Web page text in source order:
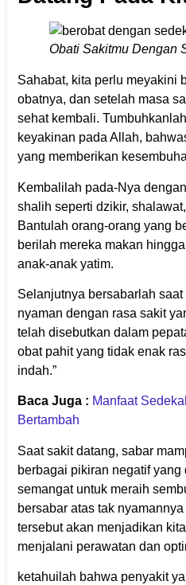
Obati Sakitmu Dengan
Sahabat, kita perlu meyakini
obatnya, dan setelah masa
sehat kembali.
keyakinan pada Allah,
yang memberikan
Kembalilah pada-Nya
shalih seperti dzikir,
Bantulah orang-orang yang
berilah mereka makan
anak-anak yatim.
Selanjutnya bersabarlah
nyaman dengan rasa sakit
telah disebutkan dalam
obat pahit yang tidak enak
indah.”
Baca Juga : Manfaat
Bertambah
Saat sakit datang, sabar
berbagai pikiran negatif yang
semangat untuk meraih
bersabar atas tak
tersebut akan menjadikan
menjalani perawatan dan
ketahuilah bahwa penyakit